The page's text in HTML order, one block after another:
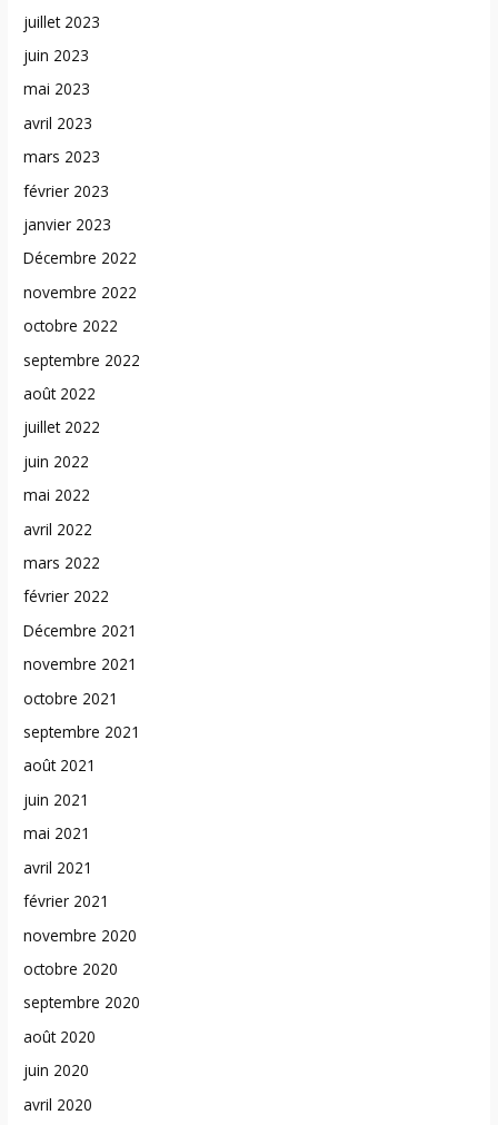
juillet 2023
juin 2023
mai 2023
avril 2023
mars 2023
février 2023
janvier 2023
Décembre 2022
novembre 2022
octobre 2022
septembre 2022
août 2022
juillet 2022
juin 2022
mai 2022
avril 2022
mars 2022
février 2022
Décembre 2021
novembre 2021
octobre 2021
septembre 2021
août 2021
juin 2021
mai 2021
avril 2021
février 2021
novembre 2020
octobre 2020
septembre 2020
août 2020
juin 2020
avril 2020